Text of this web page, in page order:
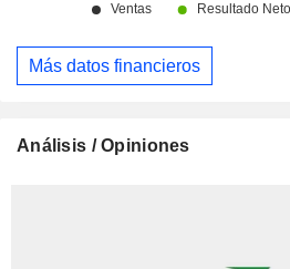
Más datos financieros
Análisis / Opiniones